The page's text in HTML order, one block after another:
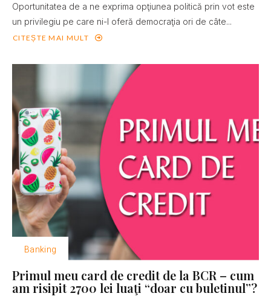
Oportunitatea de a ne exprima opţiunea politică prin vot este
un privilegiu pe care ni-l oferă democraţia ori de câte...
CITEȘTE MAI MULT
Banking
Primul meu card de credit de la BCR – cum
am risipit 2700 lei luaţi “doar cu buletinul”?